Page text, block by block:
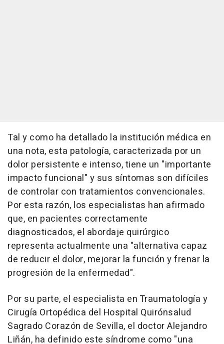
Tal y como ha detallado la institución médica en
una nota, esta patología, caracterizada por un
dolor persistente e intenso, tiene un "importante
impacto funcional" y sus síntomas son difíciles
de controlar con tratamientos convencionales.
Por esta razón, los especialistas han afirmado
que, en pacientes correctamente
diagnosticados, el abordaje quirúrgico
representa actualmente una "alternativa capaz
de reducir el dolor, mejorar la función y frenar la
progresión de la enfermedad".
Por su parte, el especialista en Traumatología y
Cirugía Ortopédica del Hospital Quirónsalud
Sagrado Corazón de Sevilla, el doctor Alejandro
Liñán, ha definido este síndrome como "una